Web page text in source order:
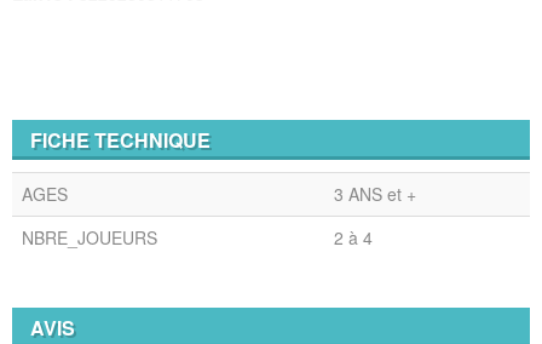
FICHE TECHNIQUE
AGES
3 ANS et +
NBRE_JOUEURS
2 à 4
AVIS